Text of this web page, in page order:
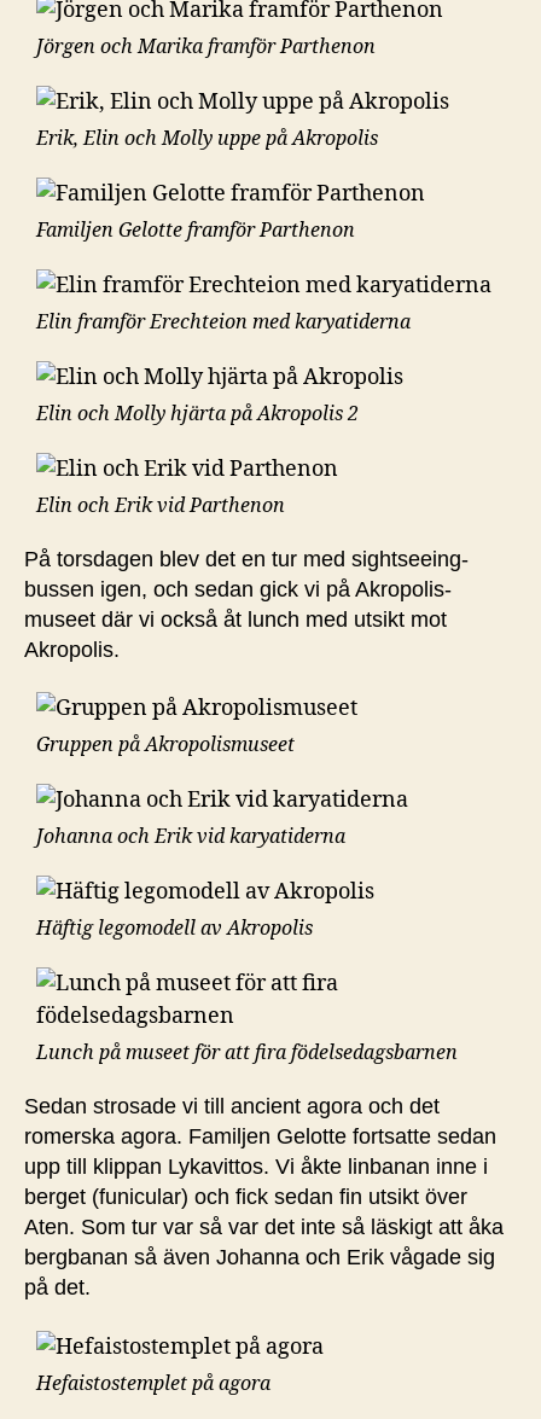
Jörgen och Marika framför Parthenon
Erik, Elin och Molly uppe på Akropolis
Familjen Gelotte framför Parthenon
Elin framför Erechteion med karyatiderna
Elin och Molly hjärta på Akropolis 2
Elin och Erik vid Parthenon
På torsdagen blev det en tur med sightseeing-
bussen igen, och sedan gick vi på Akropolis-
museet där vi också åt lunch med utsikt mot
Akropolis.
Gruppen på Akropolismuseet
Johanna och Erik vid karyatiderna
Häftig legomodell av Akropolis
Lunch på museet för att fira födelsedagsbarnen
Sedan strosade vi till ancient agora och det
romerska agora. Familjen Gelotte fortsatte sedan
upp till klippan Lykavittos. Vi åkte linbanan inne i
berget (funicular) och fick sedan fin utsikt över
Aten. Som tur var så var det inte så läskigt att åka
bergbanan så även Johanna och Erik vågade sig
på det.
Hefaistostemplet på agora